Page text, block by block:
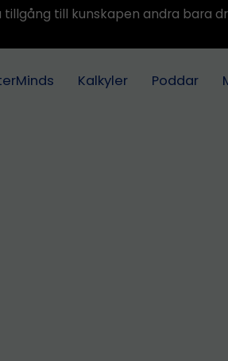
tillgång till kunskapen andra bara
Kalkyler Poddar